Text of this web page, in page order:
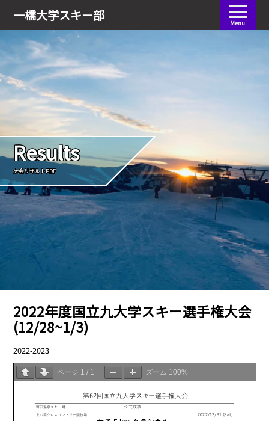
一橋大学スキー部 Menu
会員ログイン
Results
大会リザルトPDF
2022年度国立九大学スキー選手権大会
(12/28~1/3)
2022-2023
ページ 1 / 1 ズーム 100%